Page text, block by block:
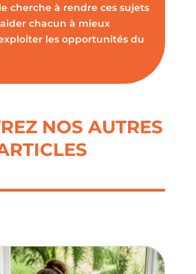
cherche à rendre ces sujets
chacun à mieux
les opportunités du
NOS AUTRES